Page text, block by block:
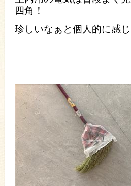
四角！
珍しいなぁと個人的に感じ